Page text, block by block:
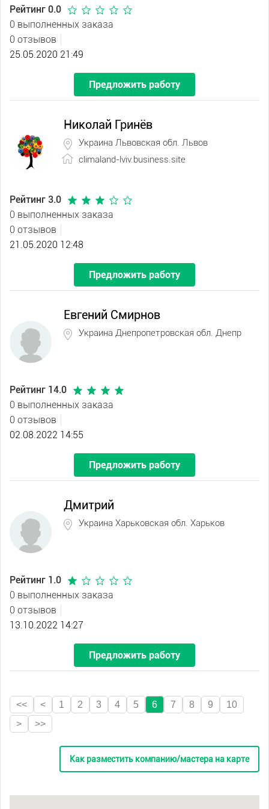
Рейтинг 0.0
0 выполненных заказа
0 отзывов
25.05.2020 21:49
Предложить работу
Николай Гринёв
Украина Львовская обл. Львов
climaland-lviv.business.site
Рейтинг 3.0
0 выполненных заказа
0 отзывов
21.05.2020 12:48
Предложить работу
Евгений Смирнов
Украина Днепропетровская обл. Днепр
Рейтинг 14.0
0 выполненных заказа
0 отзывов
02.08.2022 14:55
Предложить работу
Дмитрий
Украина Харьковская обл. Харьков
Рейтинг 1.0
0 выполненных заказа
0 отзывов
13.10.2022 14:27
Предложить работу
<< < 1 2 3 4 5 6 7 8 9
10
>
>>
Как разместить компанию/мастера на карте